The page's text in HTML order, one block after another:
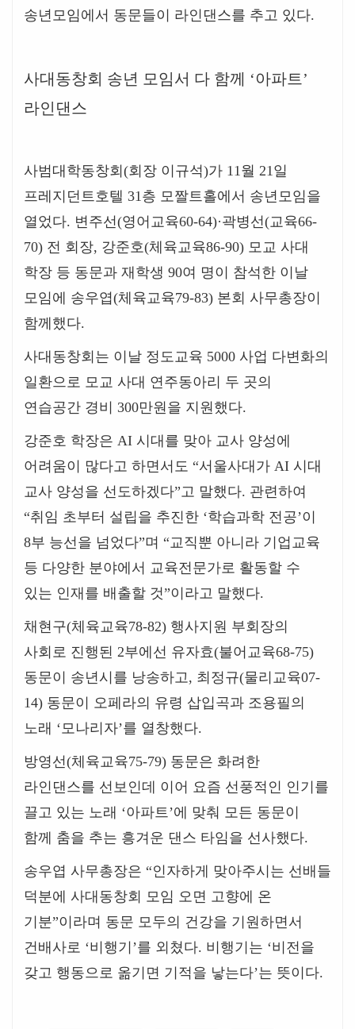
송년모임에서 동문들이 라인댄스를 추고 있다.
사대동창회 송년 모임서 다 함께 ‘아파트’
라인댄스
사범대학동창회(회장 이규석)가 11 월 21 일
프레지던트호텔 31 층 모짤트홀에서 송년모임을
열었다. 변주선(영어교육60-64)·곽병선(교육66-
70) 전 회장, 강준호(체육교육86-90) 모교 사대
학장 등 동문과 재학생 90여 명이 참석한 이날
모임에 송우엽(체육교육79-83) 본회 사무총장이
함께했다.
사대동창회는 이날 정도교육 5000 사업 다변화의
일환으로 모교 사대 연주동아리 두 곳의
연습공간 경비 300만원을 지원했다.
강준호 학장은 AI 시대를 맞아 교사 양성에
어려움이 많다고 하면서도 “서울사대가 AI 시대
교사 양성을 선도하겠다”고 말했다. 관련하여
“취임 초부터 설립을 추진한 ‘학습과학 전공’이
8부 능선을 넘었다”며 “교직뿐 아니라 기업교육
등 다양한 분야에서 교육전문가로 활동할 수
있는 인재를 배출할 것”이라고 말했다.
채현구(체육교육78-82) 행사지원 부회장의
사회로 진행된 2부에선 유자효(불어교육68-75)
동문이 송년시를 낭송하고 , 최정규(물리교육07-
14) 동문이 오페라의 유령 삽입곡과 조용필의
노래 ‘ 모나리자’를 열창했다.
방영선(체육교육75-79) 동문은 화려한
라인댄스를 선보인데 이어 요즘 선풍적인 인기를
끌고 있는 노래 ‘아파트 ’에 맞춰 모든 동문이
함께 춤을 추는 흥겨운 댄스 타임을 선사했다.
송우엽 사무총장은 “인자하게 맞아주시는 선배들
덕분에 사대동창회 모임 오면 고향에 온
기분”이라며 동문 모두의 건강을 기원하면서
건배사로 ‘비행기 ’를 외쳤다. 비행기는 ‘비전을
갖고 행동으로 옮기면 기적을 낳는다’는 뜻이다.